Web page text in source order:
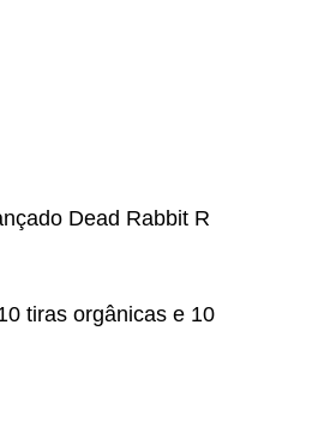
Dead Rabbit R
tiras orgânicas e 10